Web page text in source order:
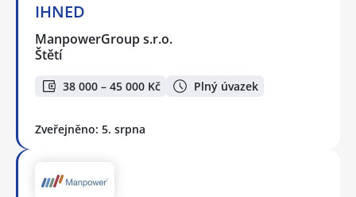
IHNED
ManpowerGroup s.r.o.
Štětí
38 000 – 45 000 Kč Plný úvazek
Zveřejněno: 5. srpna